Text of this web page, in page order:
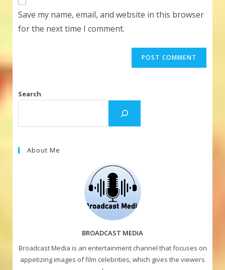
URL
(optional)
Save my name, email, and website in this browser
for the next time I comment.
Search
About Me
BROADCAST MEDIA
Broadcast Media is an entertainment channel that focuses on
appetizing images of film celebrities, which gives the viewers